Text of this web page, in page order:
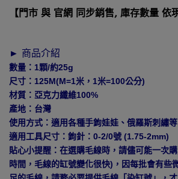
【門市 與 官網 同步銷售, 庫存數量 依
► 商品介紹
數量：1顆/約25g
尺寸：125M(M=1米，1米=100公分)
材質：亞克力纖維100%
產地：台灣
使用方式：適用各種手鉤娃娃、俄羅斯刺繡等
適用工具尺寸：鉤針：0-2/0號 (1.75-2mm)
貼心小提醒：在選購毛線時，請儘可能一次
時間，毛線的缸號變化很快)，因每批會有些